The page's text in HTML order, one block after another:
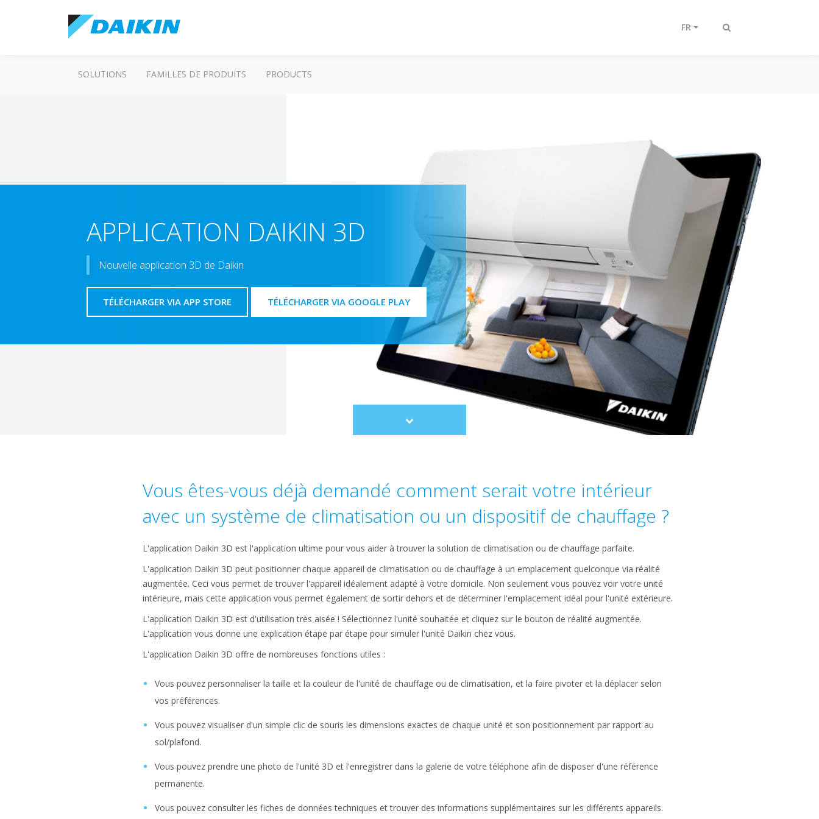
Afficher/masquer
FR
SOLUTIONS FAMILLES DE PRODUITS PRODUCTS
APPLICATION DAIKIN 3D
Nouvelle application 3D de Daikin
TÉLÉCHARGER VIA APP STORE TÉLÉCHARGER VIA GOOGLE PLAY
Scroll
to
Vous êtes-vous déjà demandé comment serait votre intérieur
avec un système de climatisation ou un dispositif de chauffage ?
L'application Daikin 3D est l'application ultime pour vous aider à trouver la solution de climatisation ou de chauffage parfaite.
L'application Daikin 3D peut positionner chaque appareil de climatisation ou de chauffage à un emplacement quelconque via réalité
augmentée. Ceci vous permet de trouver l'appareil idéalement adapté à votre domicile. Non seulement vous pouvez voir votre unité
intérieure, mais cette application vous permet également de sortir dehors et de déterminer l'emplacement idéal pour l'unité extérieure.
L'application Daikin 3D est d'utilisation très aisée ! Sélectionnez l'unité souhaitée et cliquez sur le bouton de réalité augmentée.
L'application vous donne une explication étape par étape pour simuler l'unité Daikin chez vous.
L'application Daikin 3D offre de nombreuses fonctions utiles :
Vous pouvez personnaliser la taille et la couleur de l'unité de chauffage ou de climatisation, et la faire pivoter et la déplacer selon
vos préférences.
Vous pouvez visualiser d'un simple clic de souris les dimensions exactes de chaque unité et son positionnement par rapport au
sol/plafond.
Vous pouvez prendre une photo de l'unité 3D et l'enregistrer dans la galerie de votre téléphone afin de disposer d'une référence
permanente.
Vous pouvez consulter les fiches de données techniques et trouver des informations supplémentaires sur les différents appareils.